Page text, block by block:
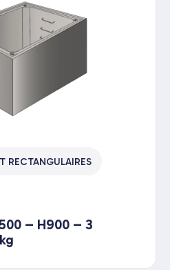
RECTANGULAIRES
– H900 – 3